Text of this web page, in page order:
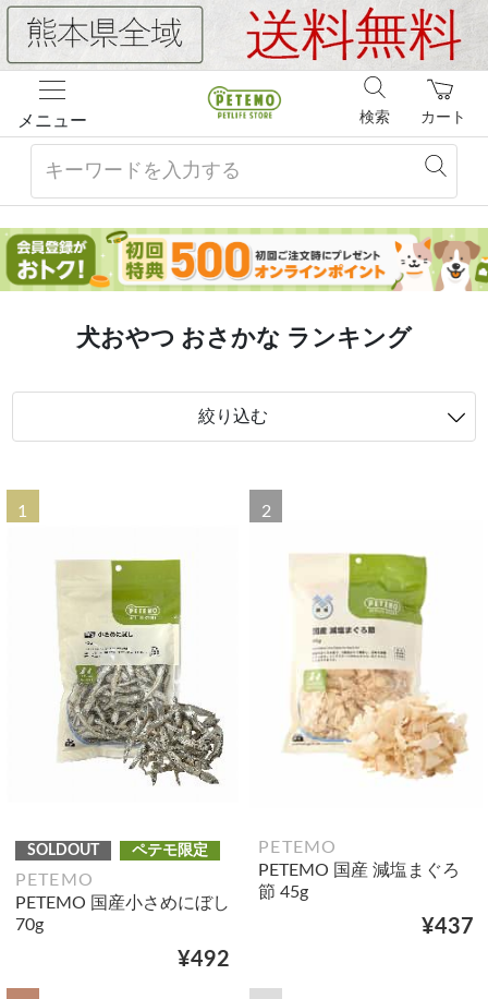
メニュー カート
検索
犬おやつ おさかな ランキング
絞り込む
1
SOLDOUT ペテモ限定
PETEMO
PETEMO 国産小さめにぼし
70g
¥492
2
PETEMO
PETEMO 国産 減塩まぐろ
節 45g
¥437